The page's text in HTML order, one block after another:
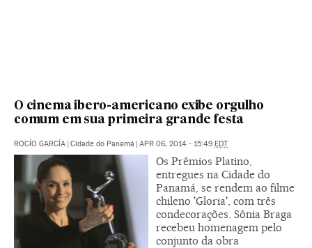
O cinema ibero-americano exibe orgulho
comum em sua primeira grande festa
ROCÍO GARCÍA | Cidade do Panamá | APR 06, 2014 - 15:49 EDT
Os Prêmios Platino,
entregues na Cidade do
Panamá, se rendem ao filme
chileno 'Gloria', com três
condecorações. Sônia Braga
recebeu homenagem pelo
conjunto da obra